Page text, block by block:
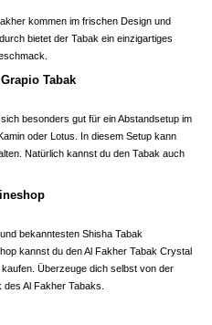
kommen im frischen Design und
bietet der Tabak ein einzigartiges
Tabak
besonders gut für ein Abstandsetup im
oder Lotus. In diesem Setup kann
Natürlich kannst du den Tabak auch
bekanntesten Shisha Tabak
kannst du den Al Fakher Tabak Crystal
Überzeuge dich selbst von der
Al Fakher Tabaks.